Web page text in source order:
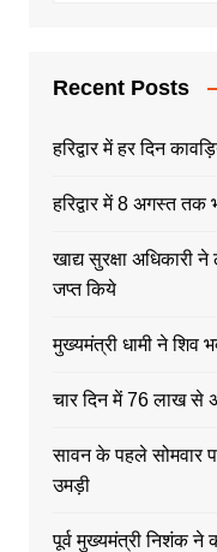
Recent Posts
हरिद्वार में हर दिन
हरिद्वार में 8 अगस्त तक
खाद्य सुरक्षा अधिकारी
जप्त किये
मुख्यमंत्री धामी ने शिव
चार दिन में 76 लाख से
सावन के पहले सोमवार
उमड़ी
पूर्व मुख्यमंत्री निशंक ने